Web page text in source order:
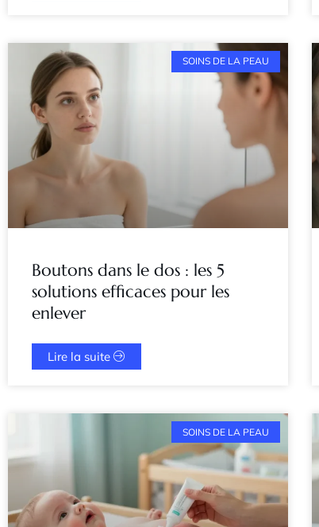
SOINS DE LA PEAU
Boutons dans le dos : les 5
solutions efficaces pour les
enlever
Lire la suite
SOINS DE LA PEAU